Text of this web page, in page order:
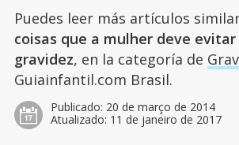
Puedes leer más artículos
coisas que a mulher deve
gravidez, en la categoría de
Guiainfantil.com Brasil.
Publicado: 20 de março de 2014
Atualizado: 11 de janeiro de 2017